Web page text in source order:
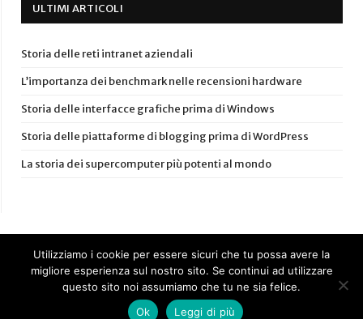
ULTIMI ARTICOLI
Storia delle reti intranet aziendali
L’importanza dei benchmark nelle recensioni hardware
Storia delle interfacce grafiche prima di Windows
Storia delle piattaforme di blogging prima di WordPress
La storia dei supercomputer più potenti al mondo
© Anchiopc.it 2017-2024 –Privacy Policy
Utilizziamo i cookie per essere sicuri che tu possa avere la
migliore esperienza sul nostro sito. Se continui ad utilizzare
questo sito noi assumiamo che tu ne sia felice.
Ok
Leggi di più